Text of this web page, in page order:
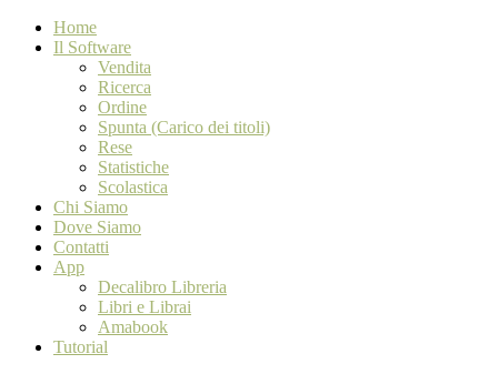
Home
Il Software
Vendita
Ricerca
Ordine
Spunta (Carico dei titoli)
Rese
Statistiche
Scolastica
Chi Siamo
Dove Siamo
Contatti
App
Decalibro Libreria
Libri e Librai
Amabook
Tutorial